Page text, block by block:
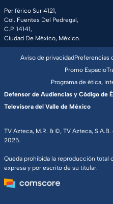
Periférico Sur 4121,
Col. Fuentes Del Pedregal,
C.P. 14141,
Ciudad De México, México.
TV Azteca, M.R. & ©, TV Azteca,
2025.
Queda prohibida la reproducción total
expresa y por escrito de su titular.
Aviso de privacidadPreferencias
Promo Espacio
Programa de ética,
Defensor de Audiencias y Código de
Televisora del Valle de México